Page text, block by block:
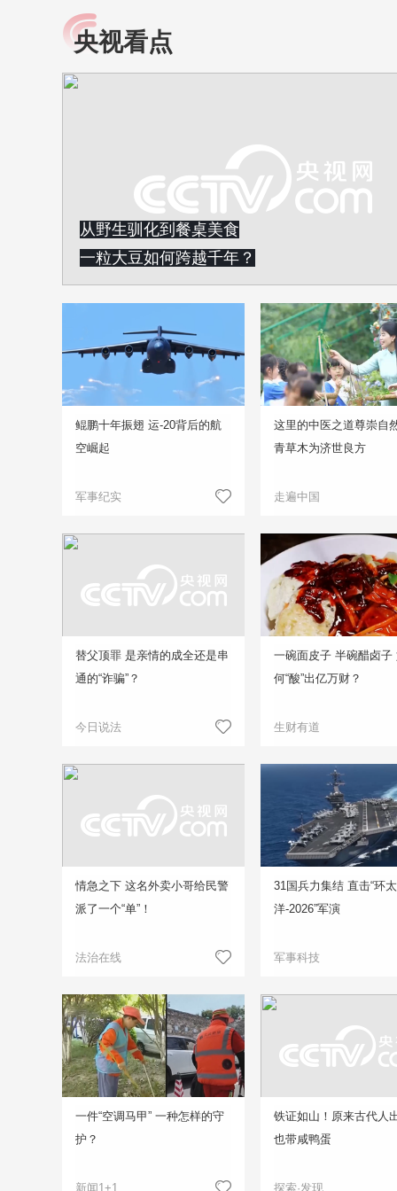
小央视频
央视网原创视频子品牌，
提高全民健康素养水
知识！
央视看点
从野生驯化到餐桌美食
一粒大豆如何跨越千年？
鲲鹏十年振翅 运-20背后的航
空崛起
军事纪实
这里的中医之道尊崇自
青草木为济世良方
走遍中国
替父顶罪 是亲情的成全还是串
通的“诈骗”？
今日说法
一碗面皮子 半碗醋卤子
何“酸”出亿万财？
生财有道
情急之下 这名外卖小哥给民警
派了一个“单”！
法治在线
31国兵力集结 直击“环
洋-2026”军演
军事科技
一件“空调马甲” 一种怎样的守
护？
新闻1+1
铁证如山！原来古代人
也带咸鸭蛋
探索·发现